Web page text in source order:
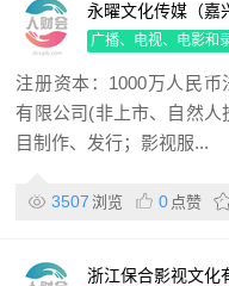
永曜文化传媒（嘉
广播、电视、电影和
注册资本：1000万人民
有限公司(非上市、自然
目制作、发行；影视服...
3507 浏览 0 点赞
浙江保合影视文化